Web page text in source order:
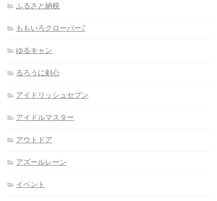
ふるさと納税
ももいろクローバーZ
ゆるキャン
るろうに剣心
アイドリッシュセブン
アイドルマスター
アウトドア
アズールレーン
イベント